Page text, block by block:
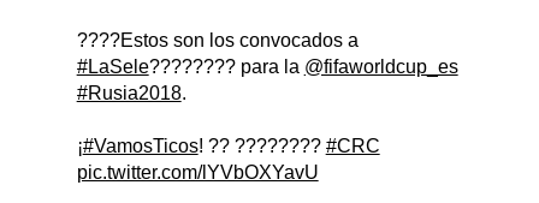
????Estos son los convocados a
#LaSele???????? para la @fifaworldcup_es
#Rusia2018.
¡#VamosTicos! ?? ???????? #CRC
pic.twitter.com/lYVbOXYavU